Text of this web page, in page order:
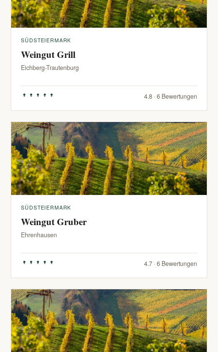
SÜDSTEIERMARK
Weingut Grill
Eichberg-Trautenburg
4.8 · 6 Bewertungen
SÜDSTEIERMARK
Weingut Gruber
Ehrenhausen
4.7 · 6 Bewertungen